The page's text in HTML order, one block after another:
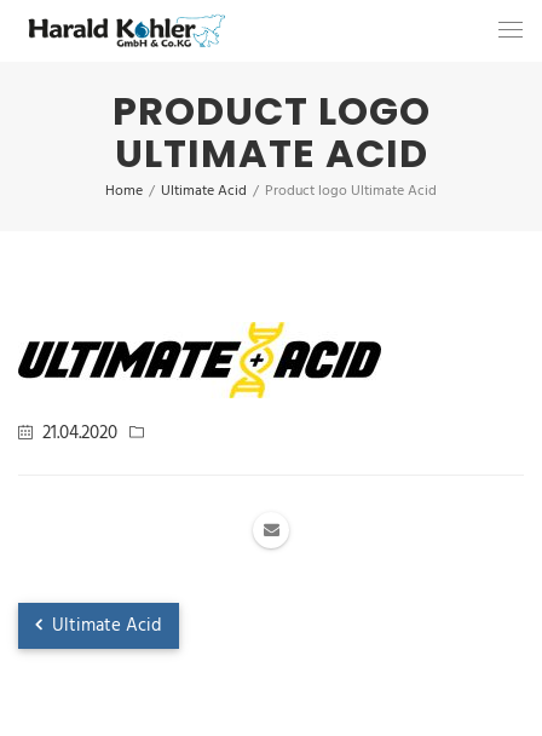
PRODUCT LOGO
ULTIMATE ACID
Home / Ultimate Acid / Product logo Ultimate Acid
21.04.2020
Ultimate Acid